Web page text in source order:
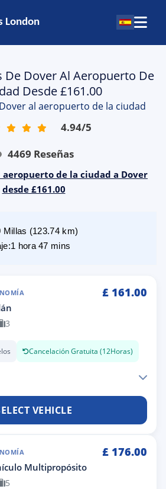
London
De Dover Al Aeropuerto De
Desde £161.00
al aeropuerto de la ciudad
4.94/5
4469 Reseñas
de la ciudad a Dover
desde £161.00
Millas (123.74km)
:1 hora 47 mins
£ 161.00
3
Cancelación Gratuita (12Horas)
VEHICLE
£ 176.00
Multipropósito
5